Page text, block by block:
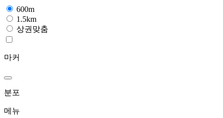
600m
1.5km
상권맞춤
마커
분포
메뉴